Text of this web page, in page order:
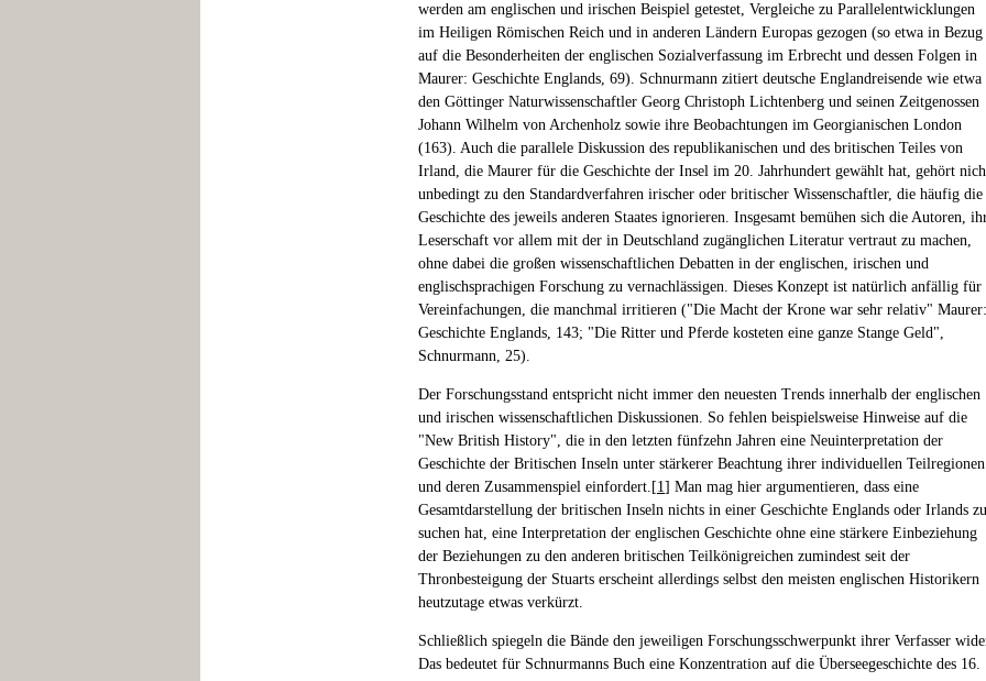
werden am englischen und irischen Beispiel getestet, Vergleiche zu Parallelentwicklungen
im Heiligen Römischen Reich und in anderen Ländern Europas gezogen (so etwa in Bezug
auf die Besonderheiten der englischen Sozialverfassung im Erbrecht und dessen Folgen in
Maurer: Geschichte Englands, 69). Schnurmann zitiert deutsche Englandreisende wie etwa
den Göttinger Naturwissenschaftler Georg Christoph Lichtenberg und seinen Zeitgenossen
Johann Wilhelm von Archenholz sowie ihre Beobachtungen im Georgianischen London
(163). Auch die parallele Diskussion des republikanischen und des britischen Teiles von
Irland, die Maurer für die Geschichte der Insel im 20. Jahrhundert gewählt hat, gehört
unbedingt zu den Standardverfahren irischer oder britischer Wissenschaftler, die häufig die
Geschichte des jeweils anderen Staates ignorieren. Insgesamt bemühen sich die Autoren,
Leserschaft vor allem mit der in Deutschland zugänglichen Literatur vertraut zu machen,
ohne dabei die großen wissenschaftlichen Debatten in der englischen, irischen und
englischsprachigen Forschung zu vernachlässigen. Dieses Konzept ist natürlich anfällig für
Vereinfachungen, die manchmal irritieren ("Die Macht der Krone war sehr relativ" Maurer:
Geschichte Englands, 143; "Die Ritter und Pferde kosteten eine ganze Stange Geld",
Schnurmann, 25).
Der Forschungsstand entspricht nicht immer den neuesten Trends innerhalb der englischen
und irischen wissenschaftlichen Diskussionen. So fehlen beispielsweise Hinweise auf die
"New British History", die in den letzten fünfzehn Jahren eine Neuinterpretation der
Geschichte der Britischen Inseln unter stärkerer Beachtung ihrer individuellen Teilregionen
und deren Zusammenspiel einfordert.[1] Man mag hier argumentieren, dass eine
Gesamtdarstellung der britischen Inseln nichts in einer Geschichte Englands oder Irlands zu
suchen hat, eine Interpretation der englischen Geschichte ohne eine stärkere Einbeziehung
der Beziehungen zu den anderen britischen Teilkönigreichen zumindest seit der
Thronbesteigung der Stuarts erscheint allerdings selbst den meisten englischen Historikern
heutzutage etwas verkürzt.
Schließlich spiegeln die Bände den jeweiligen Forschungsschwerpunkt ihrer Verfasser
Das bedeutet für Schnurmanns Buch eine Konzentration auf die Überseegeschichte des 16.